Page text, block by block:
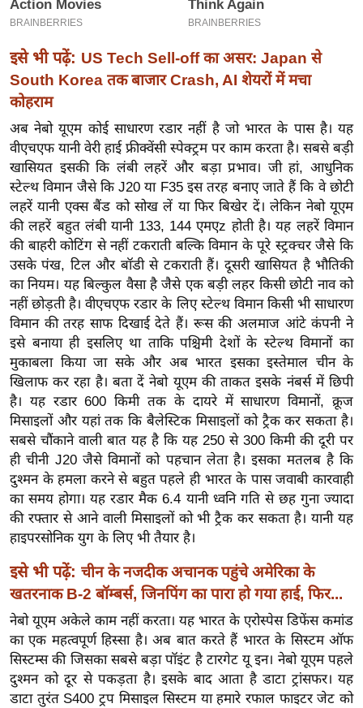
ल
ख्सि
य
त
यं
ग
इं
डि
या
सा
हि
त्य
ज
ग
त
ऑ
टो
व
र्ल्ड
न्यू
ज
ब्री
फ
म
नो
रं
ज
न
ज
ग
त
इसे भी पढ़ें: US Tech Sell-off का असर: Japan से
South Korea तक बाजार Crash, AI शेयरों में मचा
कोहराम
अब नेबो यूएम कोई साधारण रडार नहीं है जो भारत के पास है। यह
वीएचएफ यानी वेरी हाई फ्रीक्वेंसी स्पेक्ट्रम पर काम करता है। सबसे बड़ी
खासियत इसकी कि लंबी लहरें और बड़ा प्रभाव। जी हां, आधुनिक
स्टेल्थ विमान जैसे कि J20 या F35 इस तरह बनाए जाते हैं कि वे छोटी
लहरें यानी एक्स बैंड को सोख लें या फिर बिखेर दें। लेकिन नेबो यूएम
की लहरें बहुत लंबी यानी 133, 144 एमएz होती है। यह लहरें विमान
की बाहरी कोटिंग से नहीं टकराती बल्कि विमान के पूरे स्ट्रक्चर जैसे कि
उसके पंख, टिल और बॉडी से टकराती हैं। दूसरी खासियत है भौतिकी
का नियम। यह बिल्कुल वैसा है जैसे एक बड़ी लहर किसी छोटी नाव को
नहीं छोड़ती है। वीएचएफ रडार के लिए स्टेल्थ विमान किसी भी साधारण
विमान की तरह साफ दिखाई देते हैं। रूस की अलमाज आंटे कंपनी ने
इसे बनाया ही इसलिए था ताकि पश्चिमी देशों के स्टेल्थ विमानों का
मुकाबला किया जा सके और अब भारत इसका इस्तेमाल चीन के
खिलाफ कर रहा है। बता दें नेबो यूएम की ताकत इसके नंबर्स में छिपी
है। यह रडार 600 किमी तक के दायरे में साधारण विमानों, क्रूज
मिसाइलों और यहां तक कि बैलेस्टिक मिसाइलों को ट्रैक कर सकता है।
सबसे चौंकाने वाली बात यह है कि यह 250 से 300 किमी की दूरी पर
ही चीनी J20 जैसे विमानों को पहचान लेता है। इसका मतलब है कि
दुश्मन के हमला करने से बहुत पहले ही भारत के पास जवाबी कारवाही
का समय होगा। यह रडार मैक 6.4 यानी ध्वनि गति से छह गुना ज्यादा
की रफ्तार से आने वाली मिसाइलों को भी ट्रैक कर सकता है। यानी यह
हाइपरसोनिक युग के लिए भी तैयार है।
इसे भी पढ़ें: चीन के नजदीक अचानक पहुंचे अमेरिका के
खतरनाक B-2 बॉम्बर्स, जिनपिंग का पारा हो गया हाई, फिर...
नेबो यूएम अकेले काम नहीं करता। यह भारत के एरोस्पेस डिफेंस कमांड
का एक महत्वपूर्ण हिस्सा है। अब बात करते हैं भारत के सिस्टम ऑफ
सिस्टम्स की जिसका सबसे बड़ा पॉइंट है टारगेट यू इन। नेबो यूएम पहले
दुश्मन को दूर से पकड़ता है। इसके बाद आता है डाटा ट्रांसफर। यह
डाटा तुरंत S400 ट्रप मिसाइल सिस्टम या हमारे रफाल फाइटर जेट को